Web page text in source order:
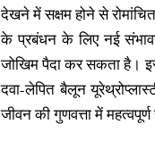
देखने में सक्षम होने से
के प्रबंधन के लिए नई
जोखिम पैदा कर सकता है।
दवा-लेपित बैलून
जीवन की गुणवत्ता में